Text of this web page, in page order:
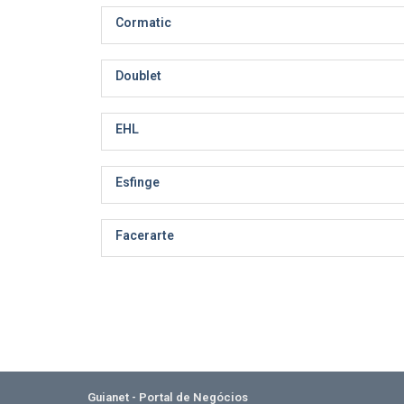
Cormatic
Doublet
EHL
Esfinge
Facerarte
Guianet - Portal de Negócios